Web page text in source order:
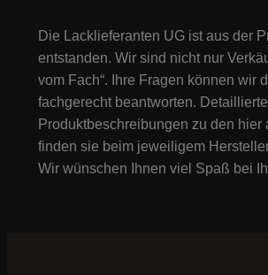
Die Lacklieferanten UG ist aus der
entstanden. Wir sind nicht nur
vom Fach“. Ihre Fragen können wir
fachgerecht beantworten. Detaillierte
Produktbeschreibungen zu den hier
finden sie beim jeweiligem
Wir wünschen Ihnen viel Spaß bei